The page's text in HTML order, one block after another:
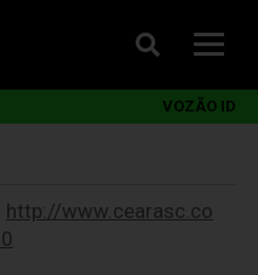
VOZÃO ID
http://www.cearasc.co